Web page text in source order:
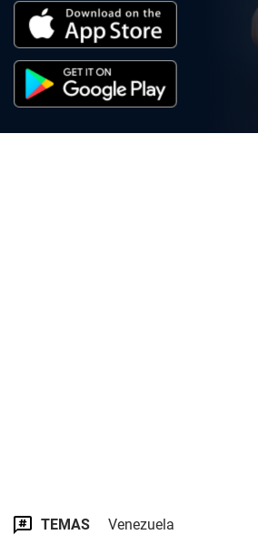
TEMAS Venezuela